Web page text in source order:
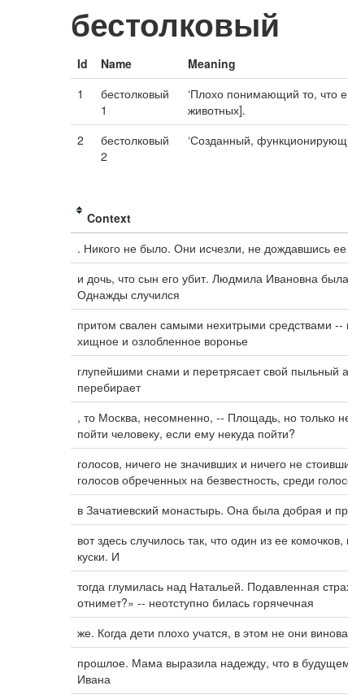
бестолковый
Id Name Meaning
1
бестолковый
1
‘Плохо понимающий то, что
животных].
2
бестолковый
2
‘Созданный,
Context
. Никого не было. Они исчезли, не дождавшись
и дочь, что сын его убит. Людмила Ивановна
Однажды случился
притом свален самыми нехитрыми средствами --
хищное и озлобленное воронье
глупейшими снами и перетрясает свой пыльный
перебирает
, то Москва, несомненно, -- Площадь, но только
пойти человеку, если ему некуда пойти?
голосов, ничего не значивших и ничего не
голосов обреченных на безвестность, среди
в Зачатиевский монастырь. Она была добрая и
вот здесь случилось так, что один из ее
куски. И
тогда глумилась над Натальей. Подавленная
отнимет?» -- неотступно билась горячечная
же. Когда дети плохо учатся, в этом не они
прошлое. Мама выразила надежду, что в
Ивана